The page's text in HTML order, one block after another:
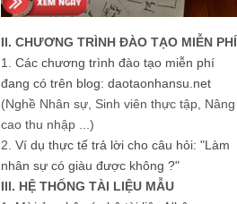
II. CHƯƠNG TRÌNH ĐÀO TẠO MIỄN PHÍ
1. Các chương trình đào tạo miễn phí
đang có trên blog: daotaonhansu.net
(Nghề Nhân sự, Sinh viên thực tập, Nâng
cao thu nhập ...)
2. Ví dụ thực tế trả lời cho câu hỏi: "Làm
nhân sự có giàu được không ?"
III. HỆ THỐNG TÀI LIỆU MẪU